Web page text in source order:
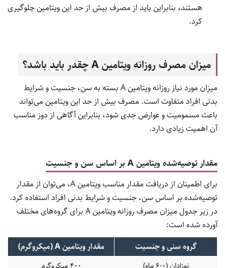
هستند، بنابراین باید از مصرف بیش از حد این ویتامین جلوگیری
کرد.
میزان مصرف روزانه ویتامین A چقدر باید باشد؟
میزان مورد نیاز روزانه ویتامین A بسته به سن، جنسیت و شرایط
بدنی افراد متفاوت است. مصرف بیش از حد این ویتامین می‌تواند
باعث مسمومیت و عوارض جدی شود، بنابراین آگاهی از دوز مناسب
آن اهمیت زیادی دارد.
مقدار توصیه‌شده ویتامین A بر اساس سن و جنسیت
برای اطمینان از دریافت مقدار مناسب ویتامین A، می‌توان از مقدار
توصیه‌شده بر اساس سن، جنسیت و شرایط بدنی افراد استفاده کرد.
در زیر جدول میزان مصرف روزانه ویتامین A برای گروه‌های مختلف
آورده شده است:
گروه سنی و جنسیت
مقدار ویتامینA (میکروگرم)